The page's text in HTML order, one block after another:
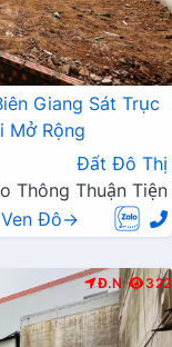
Giang Sát Trục
Mở Rộng
Đất Đô Thị
Thông Thuận Tiện
Đô→
Đ.N 322